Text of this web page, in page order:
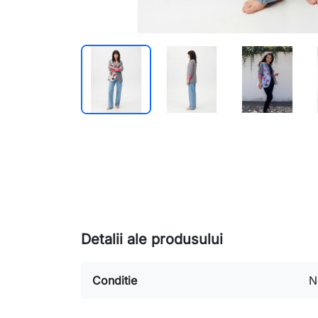
Detalii ale produsului
Conditie